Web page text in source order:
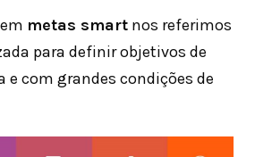
metas smart nos referimos
para definir objetivos de
com grandes condições de